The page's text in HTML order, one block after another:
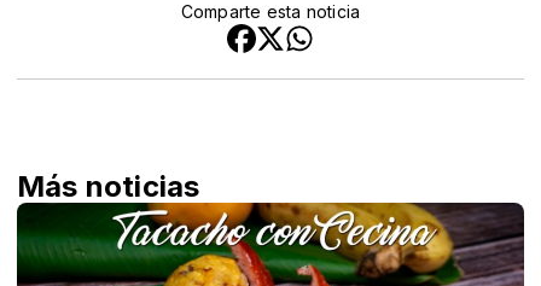
Comparte esta noticia
Más noticias